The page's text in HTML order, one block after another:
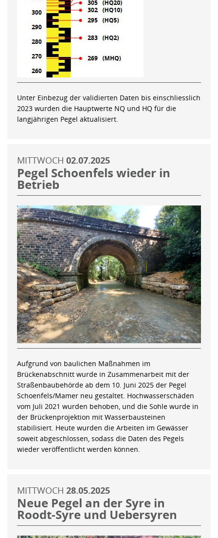
Unter Einbezug der validierten Daten bis einschliesslich
2023 wurden die Hauptwerte NQ und HQ für die
langjährigen Pegel aktualisiert.
MITTWOCH 02.07.2025
Pegel Schoenfels wieder in
Betrieb
Aufgrund von baulichen Maßnahmen im
Brückenabschnitt wurde in Zusammenarbeit mit der
Straßenbaubehörde ab dem 10. Juni 2025 der Pegel
Schoenfels/Mamer neu gestaltet. Hochwasserschäden
vom Juli 2021 wurden behoben, und die Sohle wurde in
der Brückenprojektion mit Wasserbausteinen
stabilisiert. Heute wurden die Arbeiten im Gewässer
soweit abgeschlossen, sodass die Daten des Pegels
wieder veröffentlicht werden können.
MITTWOCH 28.05.2025
Neue Pegel an der Syre in
Roodt-Syre und Uebersyren